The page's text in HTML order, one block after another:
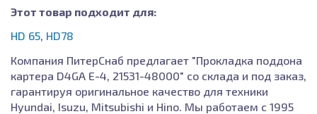
Этот товар подходит для:
HD 65, HD78
Компания ПитерСнаб предлагает "Прокладка поддона
картера D4GA E-4, 21531-48000" со склада и под заказ,
гарантируя оригинальное качество для техники
Hyundai, Isuzu, Mitsubishi и Hino. Мы работаем с 1995